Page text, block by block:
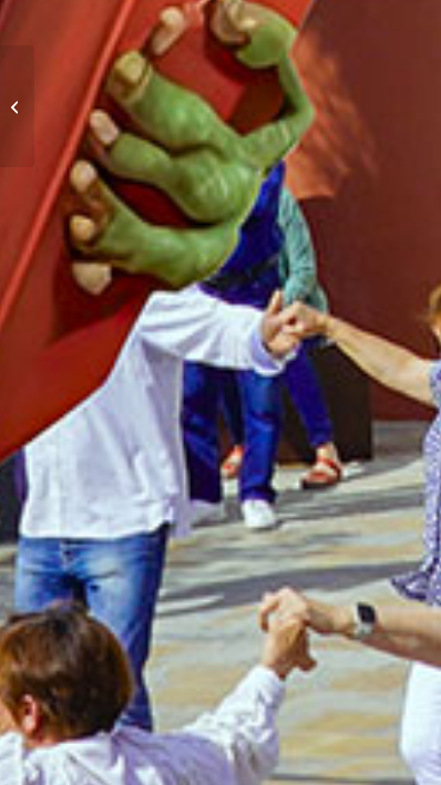
Distribution gratuite de
composteurs et de
terreau